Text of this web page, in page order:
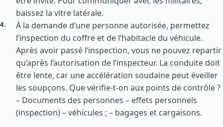
baissez la vitre latérale.
À la demande d’une personne autorisée, permettez
l’inspection du coffre et de l’habitacle du véhicule.
Après avoir passé l’inspection, vous ne pouvez repartir
qu’après l’autorisation de l’inspecteur. La conduite doit
être lente, car une accélération soudaine peut éveiller
les soupçons. Que vérifie-t-on aux points de contrôle ?
– Documents des personnes – effets personnels
(inspection) – véhicules ; – bagages et cargaisons.